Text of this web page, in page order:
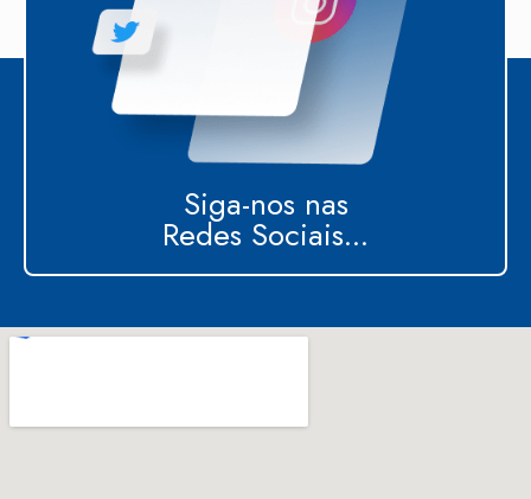
Siga-nos nas
Redes Sociais...